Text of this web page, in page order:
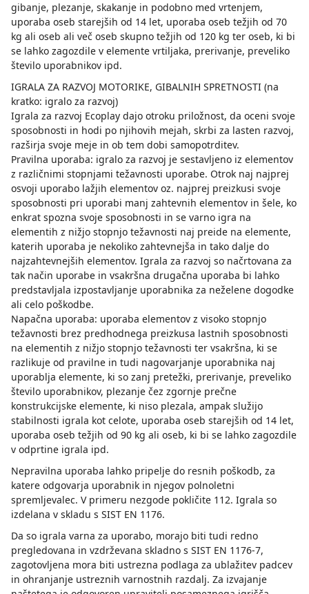
gibanje, plezanje, skakanje in podobno med vrtenjem,
uporaba oseb starejših od 14 let, uporaba oseb težjih od 70
kg ali oseb ali več oseb skupno težjih od 120 kg ter oseb, ki bi
se lahko zagozdile v elemente vrtiljaka, prerivanje, preveliko
število uporabnikov ipd.
IGRALA ZA RAZVOJ MOTORIKE, GIBALNIH SPRETNOSTI (na
kratko: igralo za razvoj)
Igrala za razvoj Ecoplay dajo otroku priložnost, da oceni svoje
sposobnosti in hodi po njihovih mejah, skrbi za lasten razvoj,
razširja svoje meje in ob tem dobi samopotrditev.
Pravilna uporaba: igralo za razvoj je sestavljeno iz elementov
z različnimi stopnjami težavnosti uporabe. Otrok naj najprej
osvoji uporabo lažjih elementov oz. najprej preizkusi svoje
sposobnosti pri uporabi manj zahtevnih elementov in šele, ko
enkrat spozna svoje sposobnosti in se varno igra na
elementih z nižjo stopnjo težavnosti naj preide na elemente,
katerih uporaba je nekoliko zahtevnejša in tako dalje do
najzahtevnejših elementov. Igrala za razvoj so načrtovana za
tak način uporabe in vsakršna drugačna uporaba bi lahko
predstavljala izpostavljanje uporabnika za neželene dogodke
ali celo poškodbe.
Napačna uporaba: uporaba elementov z visoko stopnjo
težavnosti brez predhodnega preizkusa lastnih sposobnosti
na elementih z nižjo stopnjo težavnosti ter vsakršna, ki se
razlikuje od pravilne in tudi nagovarjanje uporabnika naj
uporablja elemente, ki so zanj pretežki, prerivanje, preveliko
število uporabnikov, plezanje čez zgornje prečne
konstrukcijske elemente, ki niso plezala, ampak služijo
stabilnosti igrala kot celote, uporaba oseb starejših od 14 let,
uporaba oseb težjih od 90 kg ali oseb, ki bi se lahko zagozdile
v odprtine igrala ipd.
Nepravilna uporaba lahko pripelje do resnih poškodb, za
katere odgovarja uporabnik in njegov polnoletni
spremljevalec. V primeru nezgode pokličite 112. Igrala so
izdelana v skladu s SIST EN 1176.
Da so igrala varna za uporabo, morajo biti tudi redno
pregledovana in vzdrževana skladno s SIST EN 1176-7,
zagotovljena mora biti ustrezna podlaga za ublažitev padcev
in ohranjanje ustreznih varnostnih razdalj. Za izvajanje